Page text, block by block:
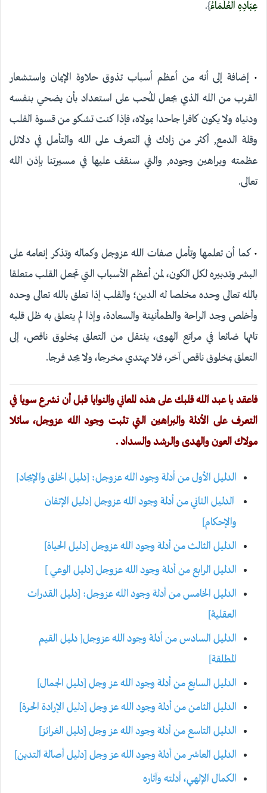
عِبَادِهِ الْعُلَمَاءُ}.
• إضافة إلى أنه من أعظم أسباب تذوق حلاوة الإيمان واستشعار
القرب من الله الذي يجعل المُحب على استعداد بأن يضحي بنفسه
ودنياه ولا يكون كافرا جاحدا بمولاه، فإذا كنت تشكو من قسوة القلب
وقلة الدمع, أكثر من زادك في التعرف على الله والتأمل في دلائل
عظمته وبراهين وجوده, والتي سنقف عليها في مسيرتنا بإذن الله
تعالى.
•كما أن تعلمها وتأمل صفات الله عزوجل وكماله وتذكر إنعامه على
البشر وتدبيره لكل الكون، لمن أعظم الأسباب التي تجعل القلب متعلقا
بالله تعالى وحده مخلصا له الدين؛ والقلب إذا تعلق بالله تعالى وحده
وأخلص وجد الراحة والطمأنينة والسعادة، وإذا لم يتعلق به ظل قلبه
تائها ضائعا في مراتع الهوى، ينتقل من التعلق بمخلوق ناقص، إلى
التعلق بمخلوق ناقص آخر، فلا يهتدي مخرجا، ولا يجد فرجا.
فاعقد يا عبد الله قلبك على هذه المعاني والنوايا قبل أن نشرع سويا في
التعرف على الأدلة والبراهين التي تثبت وجود الله عزوجل، سائلا
مولاك العون والهدى والرشد والسداد .
الدليل الأول من أدلة وجود الله عزوجل: [دليل الخلق والإيجاد]
الدليل الثاني من أدلة وجود الله عزوجل [دليل الإتقان
والإحكام]
الدليل الثالث من أدلة وجود الله عزوجل [دليل الحياة]
الدليل الرابع من أدلة وجود الله عزوجل [دليل الوعي ]
الدليل الخامس من أدلة وجود الله عزوجل: [دليل القدرات
العقلية]
الدليل السادس من أدلة وجود الله عزوجل[ دليل القيم
المطلقة]
الدليل السابع من أدلة وجود الله عز وجل [دليل الجمال]
الدليل الثامن من أدلة وجود الله عز وجل [دليل الإرادة الحرة]
الدليل التاسع من أدلة وجود الله عز وجل [دليل الغرائز]
الدليل العاشر من أدلة وجود الله عز وجل [دليل أصالة التدين]
الكمال الإلهي، أدلته وآثاره